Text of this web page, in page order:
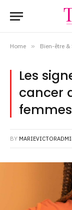
Home » Bien-être
Les
cancer
BY